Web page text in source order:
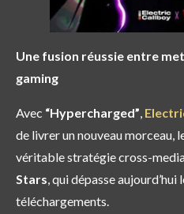
Une fusion réussie entre
gaming
Avec “Hypercharged”,
de livrer un nouveau morceau,
véritable stratégie cross-media
Stars, qui dépasse
téléchargements.